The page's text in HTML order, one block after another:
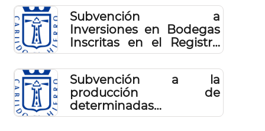
Subvención a
Inversiones en Bodegas
Inscritas en el Registro
del Consejo Regulador
de la denominación de
origen vinos de El Hierro
y Queserías de El Hierro
2024
Subvención a la
producción de
determinadas
variedades de uva para